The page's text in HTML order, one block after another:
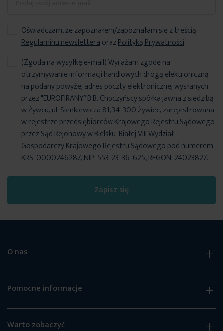
Oświadczam, że zapoznałem/zapoznałam się z treścią
Regulaminu newsletteraorazPolityką Prywatności.
Zapisz się
(Zgoda na wysyłkę e-mail) Wyrażam zgodę na
otrzymywanie informacji handlowych drogą elektroniczną
na podany powyżej adres poczty elektronicznej wysłanych
przez "EUROFIRANY” B.B. Choczyńscy spółka jawna z siedzibą
w Żywcu, ul. Sienkiewicza 81, 34-300 Żywiec, zarejestrowana
w rejestrze przedsiębiorców Krajowego Rejestru Sądowego
przez Sąd Rejonowy w Bielsku-Białej VIII Wydział
Gospodarczy Krajowego Rejestru Sądowego pod numerem
KRS: 0000246287, NIP: 553-23-36-625, REGON: 24023827.
O nas
Pomocne informacje
Warto zobaczyć